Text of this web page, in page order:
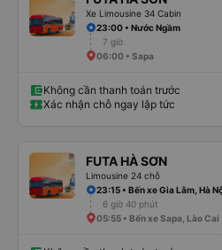
Xe Limousine 34 Cabin
23:00 • Nước Ngầm
7 giờ
06:00 • Sapa
Không cần thanh toán trước
Xác nhận chỗ ngay lập tức
FUTA HÀ SƠN
Limousine 24 chỗ
23:15 • Bến xe Gia Lâm, Hà
6 giờ 40 phút
05:55 • Bến xe Sapa, Lào Cai